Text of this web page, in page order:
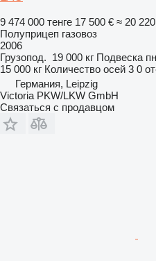
9 474 000 тенге 17 500 € ≈ 20
Полуприцеп газовоз
2006
Грузопод. 19 000 кг Подвеска
15 000 кг Количество осей 3 0
Германия, Leipzig
Victoria PKW/LKW GmbH
Связаться с продавцом